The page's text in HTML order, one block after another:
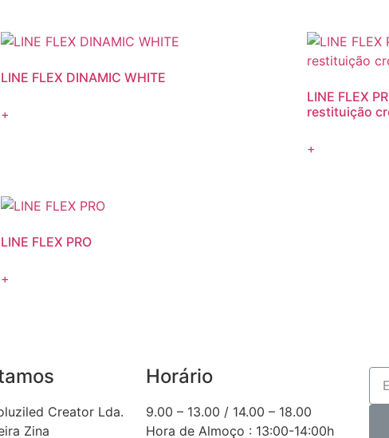
LINE FLEX DINAMIC WHITE
+
LINE FLEX
restituição
+
LINE FLEX PRO
+
Creator Lda.
Zina
Horário
9.00 – 13.00 / 14.00 – 18.00
Hora de Almoço : 13:00-14:00h